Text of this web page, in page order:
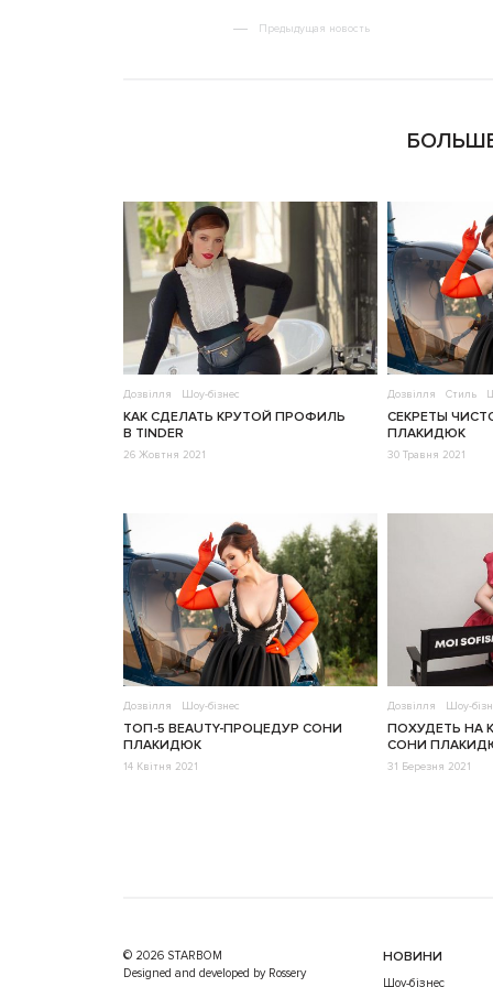
Предыдущая новость
Дозвілля Шоу-бізнес
КАК СДЕЛАТЬ КРУТОЙ ПРОФИЛЬ
В TINDER
26 Жовтня 2021
Дозвілля Стиль
СЕКРЕТЫ
ПЛАКИДЮК
30 Травня 2021
Дозвілля Шоу-бізнес
ТОП-5 BEAUTY-ПРОЦЕДУР СОНИ
ПЛАКИДЮК
14 Квітня 2021
Дозвілля Шоу-
ПОХУДЕТЬ НА
СОНИ
31 Березня 2021
© 2026 STARBOM
Designed and developed by Rossery
НОВИНИ
Шоу-бізнес